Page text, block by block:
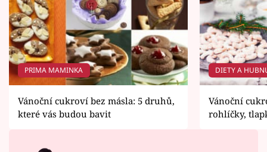
PRIMA MAMINKA
Vánoční cukroví bez másla: 5 druhů,
které vás budou bavit
DIETY A
Vánoční
rohlíčky,